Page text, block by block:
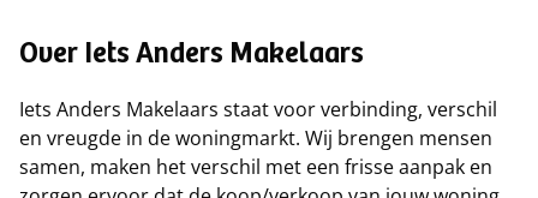
Over Iets Anders Makelaars
Iets Anders Makelaars staat voor verbinding, verschil
en vreugde in de woningmarkt. Wij brengen mensen
samen, maken het verschil met een frisse aanpak en